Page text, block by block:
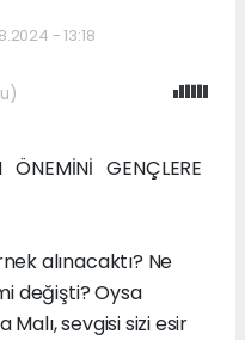
- 13:18
GENÇLERE
alınacaktı? Ne
değişti? Oysa
Malı, sevgisi sizi esir